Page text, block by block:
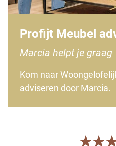
Profijt Meubel
Marcia helpt je graag
Kom naar
adviseren door Marcia.